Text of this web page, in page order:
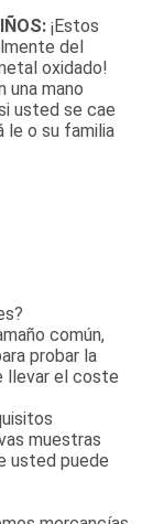
¡Estos
del
oxidado!
una mano
usted se cae
le o su familia
común,
probar la
llevar el coste
muestras
usted puede